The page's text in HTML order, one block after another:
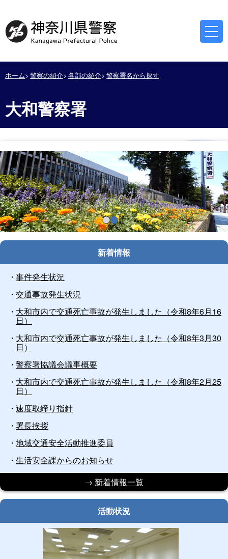
ホーム 警察の紹介 各部の紹介 警察署名から探す
大和警察署
停
止
新着情報
事件発生状況
交通事故発生状況
大和市内で交通死亡事故が発生しました（令和8年6月16
日）
大和市内で交通死亡事故が発生しました（令和8年3月30
日）
警察署協議会議事概要
大和市内で交通死亡事故が発生しました（令和8年2月25
日）
速度取締り指針
署長挨拶
地域交通安全活動推進委員
生活安全課からのお知らせ
→ 新着情報一覧
活動状況